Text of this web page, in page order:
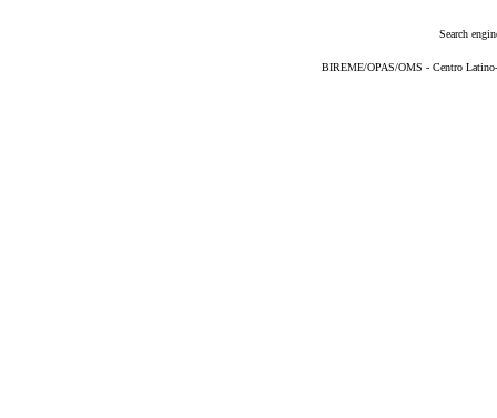
Search
BIREME/OPAS/OMS - Centro Latino-